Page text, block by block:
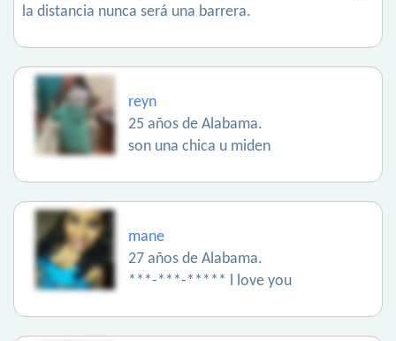
la distancia nunca será una barrera.
reyn
25 años de Alabama.
son una chica u miden
mane
27 años de Alabama.
***-***-***** l love you